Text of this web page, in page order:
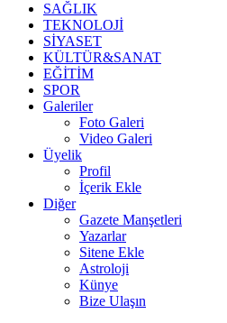
SAĞLIK
TEKNOLOJİ
SİYASET
KÜLTÜR&SANAT
EĞİTİM
SPOR
Galeriler
Foto Galeri
Video Galeri
Üyelik
Profil
İçerik Ekle
Diğer
Gazete Manşetleri
Yazarlar
Sitene Ekle
Astroloji
Künye
Bize Ulaşın